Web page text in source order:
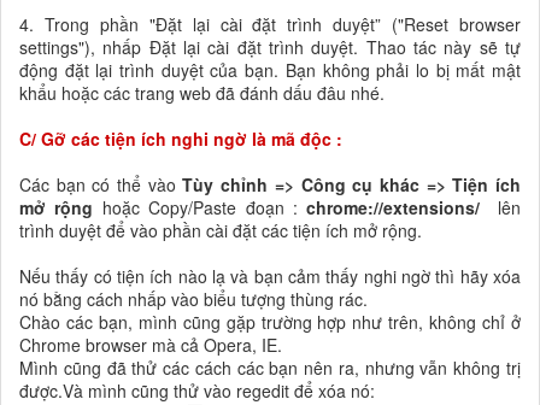
4. Trong phần "Đặt lại cài đặt trình duyệt” ("Reset browser
settings"), nhấp Đặt lại cài đặt trình duyệt. Thao tác này sẽ tự
động đặt lại trình duyệt của bạn. Bạn không phải lo bị mất mật
khẩu hoặc các trang web đã đánh dấu đâu nhé.
C/ Gỡ các tiện ích nghi ngờ là mã độc :
Các bạn có thể vàoTùy chỉnh => Công cụ khác => Tiện ích
mở rộng hoặc Copy/Paste đoạn :chrome://extensions/ lên
trình duyệt để vào phần cài đặt các tiện ích mở rộng.
Nếu thấy có tiện ích nào lạ và bạn cảm thấy nghi ngờ thì hãy xóa
nó bằng cách nhấp vào biểu tượng thùng rác.
Chào các bạn, mình cũng gặp trường hợp như trên, không chỉ ở
Chrome browser mà cả Opera, IE.
Mình cũng đã thử các cách các bạn nên ra, nhưng vẫn không trị
được.Và mình cũng thử vào regedit để xóa nó: